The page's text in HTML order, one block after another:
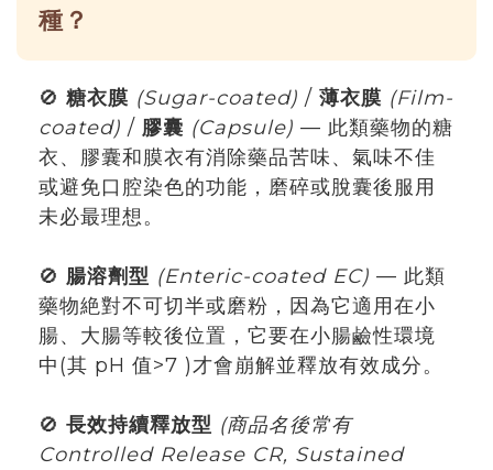
種？
🚫 糖衣膜 (Sugar-coated) / 薄衣膜 (Film-
coated) / 膠囊 (Capsule) — 此類藥物的糖
衣、膠囊和膜衣有消除藥品苦味、氣味不佳
或避免口腔染色的功能，磨碎或脫囊後服用
未必最理想。
🚫 腸溶劑型 (Enteric-coated EC) — 此類
藥物絶對不可切半或磨粉，因為它適用在小
腸、大腸等較後位置，它要在小腸鹼性環境
中(其 pH 值>7 )才會崩解並釋放有效成分。
🚫 長效持續釋放型 (商品名後常有
Controlled Release CR, Sustained